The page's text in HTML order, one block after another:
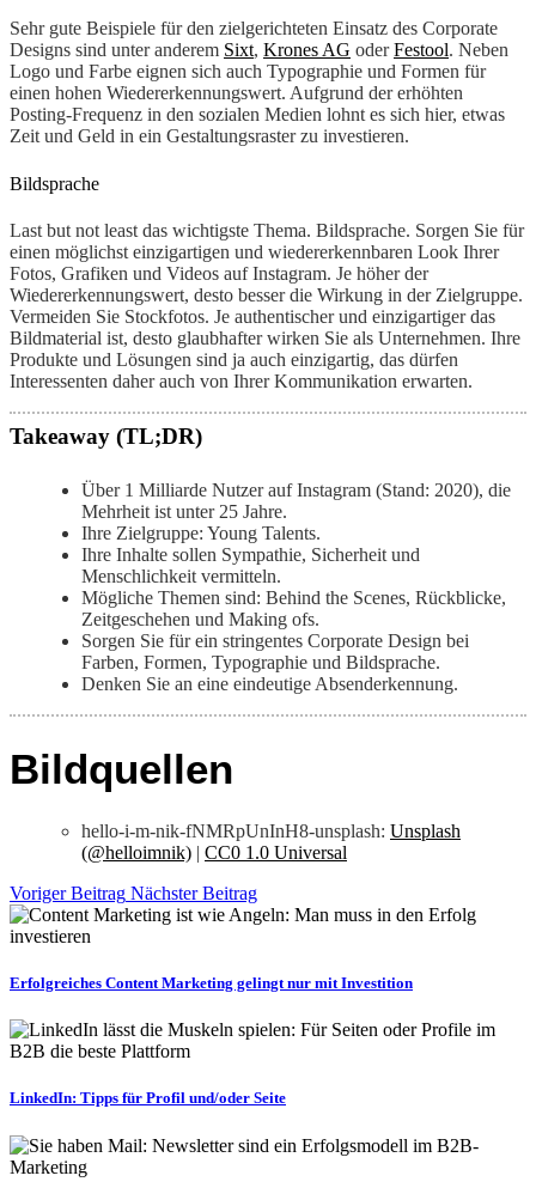
Sehr gute Beispiele für den zielgerichteten Einsatz des Corporate
Designs sind unter anderem Sixt, Krones AG oderFestool. Neben
Logo und Farbe eignen sich auch Typographie und Formen für
einen hohen Wiedererkennungswert. Aufgrund der erhöhten
Posting-Frequenz in den sozialen Medien lohnt es sich hier, etwas
Zeit und Geld in ein Gestaltungsraster zu investieren.
Bildsprache
Last but not least das wichtigste Thema. Bildsprache. Sorgen Sie für
einen möglichst einzigartigen und wiedererkennbaren Look Ihrer
Fotos, Grafiken und Videos auf Instagram. Je höher der
Wiedererkennungswert, desto besser die Wirkung in der Zielgruppe.
Vermeiden Sie Stockfotos. Je authentischer und einzigartiger das
Bildmaterial ist, desto glaubhafter wirken Sie als Unternehmen. Ihre
Produkte und Lösungen sind ja auch einzigartig, das dürfen
Interessenten daher auch von Ihrer Kommunikation erwarten.
Takeaway (TL;DR)
Über 1 Milliarde Nutzer auf Instagram (Stand: 2020), die
Mehrheit ist unter 25 Jahre.
Ihre Zielgruppe: Young Talents.
Ihre Inhalte sollen Sympathie, Sicherheit und
Menschlichkeit vermitteln.
Mögliche Themen sind: Behind the Scenes, Rückblicke,
Zeitgeschehen und Making ofs.
Sorgen Sie für ein stringentes Corporate Design bei
Farben, Formen, Typographie und Bildsprache.
Denken Sie an eine eindeutige Absenderkennung.
Bildquellen
hello-i-m-nik-fNMRpUnInH8-unsplash: Unsplash
(@helloimnik) | CC0 1.0 Universal
Voriger Beitrag Nächster Beitrag
Erfolgreiches Content Marketing gelingt nur mit Investition
LinkedIn: Tipps für Profil und/oder Seite